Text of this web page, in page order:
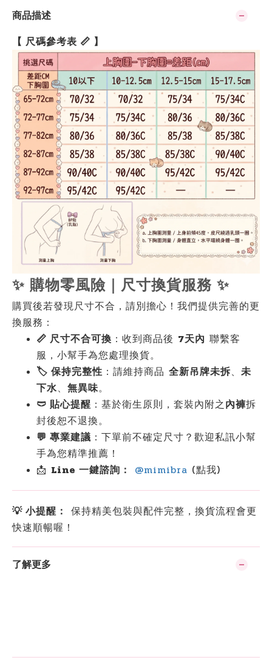
商品描述
【 尺碼參考表 📏 】
✨ 購物零風險｜尺寸換貨服務 ✨
購買後若發現尺寸不合，請別擔心！我們提供完善的更
換服務：
📏 尺寸不合可換 ：收到商品後 7天內 聯繫客
服，小幫手為您處理換貨。
🏷️ 保持完整性 ：請維持商品 全新吊牌未拆、 未
下水、 無異味。
🩲 貼心提醒 ：基於衛生原則，套裝內附之內褲拆
封後恕不退換。
💬 專業建議 ：下單前不確定尺寸？歡迎私訊小幫
手為您精準推薦！
📩 Line 一鍵諮詢： @mimibra (點我)
💡 小提醒： 保持精美包裝與配件完整，換貨流程會更
快速順暢喔！
了解更多